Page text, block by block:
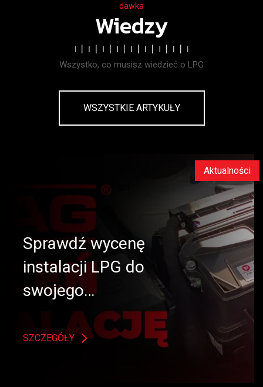
dawka
Wiedzy
Wszystko, co musisz wiedzieć o LPG
WSZYSTKIE ARTYKUŁY
Aktualności
Sprawdź wycenę
instalacji LPG do
swojego…
SZCZEGÓŁY